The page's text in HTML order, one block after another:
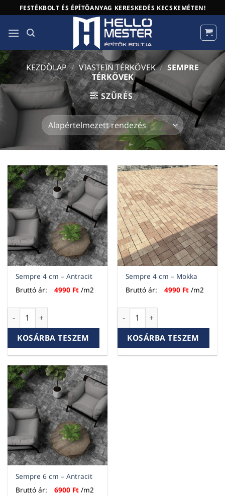
to
content
FESTÉKBOLT ÉS ÉPÍTŐANYAG KERESKEDÉS KECSKEMÉTEN!
KEZDŐLAP / VIASTEIN TÉRKÖVEK / SEMPRE
TÉRKÖVEK
SZŰRÉS
Sempre 4 cm – Antracit
Bruttó ár:
4990 Ft /m2
Sempre 4 cm - Antracit mennyiség
KOSÁRBA TESZEM
Sempre 4 cm – Mokka
Bruttó ár:
4990 Ft /m2
Sempre 4 cm - Mokka
KOSÁRBA TESZEM
Sempre 6 cm – Antracit
Bruttó ár:
6900 Ft /m2